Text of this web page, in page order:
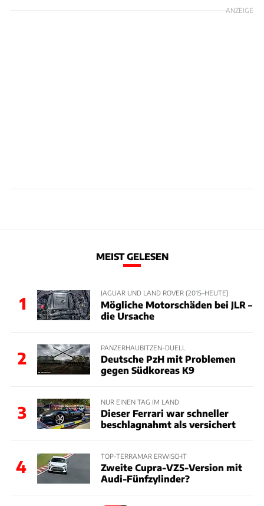
ANZEIGE
MEIST GELESEN
1
JAGUAR UND LAND ROVER (2015–HEUTE)
Mögliche Motorschäden bei JLR –
die Ursache
2
PANZERHAUBITZEN-DUELL
Deutsche PzH mit Problemen
gegen Südkoreas K9
3
NUR EINEN TAG IM LAND
Dieser Ferrari war schneller
beschlagnahmt als versichert
4
TOP-TERRAMAR ERWISCHT
Zweite Cupra-VZ5-Version mit
Audi-Fünfzylinder?